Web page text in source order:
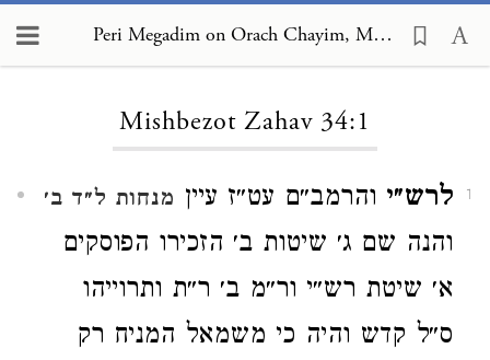
Peri Megadim on Orach Chayim, Mishbezot Zahav 34:1
Mishbezot Zahav 34:1
1 לרש״י והרמב״ם עט״ז עיין מנחות ל״ד ב׳
והנה שם ג׳ שיטות ב׳ הזכירו הפוסקים
א׳ שיטת רש״י ור״מ ב׳ ר״ת ותרוייהו
ס״ל קדש והיה כי משמאל המניח רק